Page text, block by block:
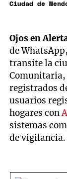
Ciudad de
Ojos en
de
transite la
Comunitaria,
registrados
usuarios
hogares con
sistemas
de vigilancia.